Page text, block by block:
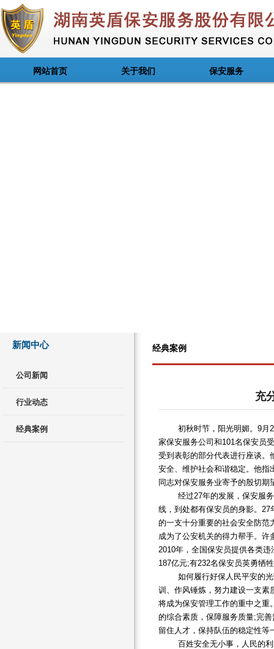
网站首页 关于我们 保安服务
新闻中心
公司新闻
行业动态
经典案例
经典案例
充
初秋时节，阳光明媚。9月2
家保安服务公司和101名保安员
受到表彰的部分代表进行座谈
安全、维护社会和谐稳定。他
同志对保安服务业寄予的殷切
经过27年的发展，保安服务
线，到处都有保安员的身影。
的一支十分重要的社会安全防
成为了公安机关的得力帮手。
2010年，全国保安员提供各类
187亿元;有232名保安员英勇牺
如何履行好保人民平安的光
训、作风锤炼，努力建设一支
将成为保安管理工作的重中之
的综合素质，保障服务质量;完
留住人才，保持队伍的稳定性
百姓安全无小事，人民的利